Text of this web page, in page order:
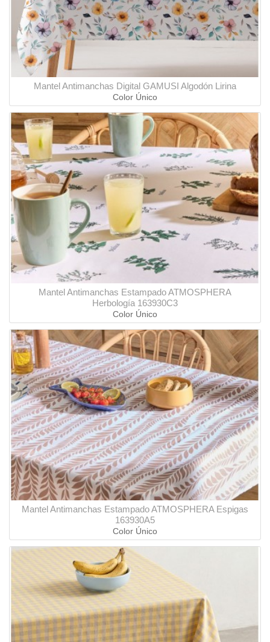
Mantel Antimanchas Digital GAMUSI Algodón Lirina
Color Único
Mantel Antimanchas Estampado ATMOSPHERA
Herbología 163930C3
Color Único
Mantel Antimanchas Estampado ATMOSPHERA Espigas
163930A5
Color Único